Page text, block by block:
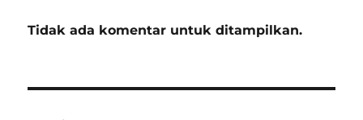
Tidak ada komentar untuk ditampilkan.